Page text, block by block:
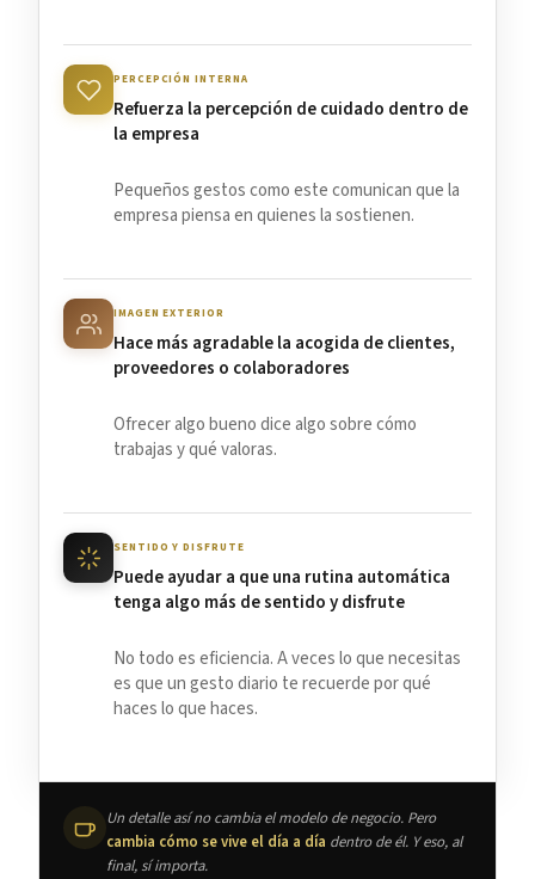
PERCEPCIÓN INTERNA
Refuerza la percepción de cuidado dentro de
la empresa
Pequeños gestos como este comunican que la
empresa piensa en quienes la sostienen.
IMAGEN EXTERIOR
Hace más agradable la acogida de clientes,
proveedores o colaboradores
Ofrecer algo bueno dice algo sobre cómo
trabajas y qué valoras.
SENTIDO Y DISFRUTE
Puede ayudar a que una rutina automática
tenga algo más de sentido y disfrute
No todo es eficiencia. A veces lo que necesitas
es que un gesto diario te recuerde por qué
haces lo que haces.
Un detalle así no cambia el modelo de negocio. Pero
cambia cómo se vive el día a día dentro de él. Y eso, al
final, sí importa.